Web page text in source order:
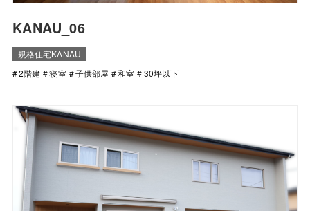
KANAU_06
規格住宅KANAU
2階建
寝室 子供部屋 和室 30坪以下